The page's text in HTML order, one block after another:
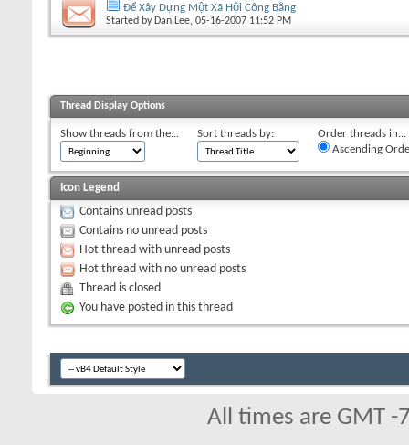
Để Xây Dựng Một Xã Hội Công Bằng
Started by Dan Lee, 05-16-2007 11:52 PM
Thread Display Options
Show threads from the... Sort threads by:
Order threads in...
Ascending
Icon Legend
Contains unread posts
Contains no unread posts
Hot thread with unread posts
Hot thread with no unread posts
Thread is closed
You have posted in this thread
All times are GMT